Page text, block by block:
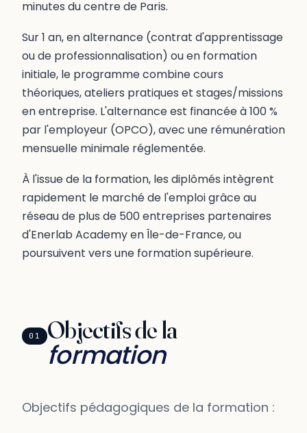
minutes du centre de Paris.
Sur 1 an, en alternance (contrat d'apprentissage
ou de professionnalisation) ou en formation
initiale, le programme combine cours
théoriques, ateliers pratiques et stages/missions
en entreprise. L'alternance est financée à 100 %
par l'employeur (OPCO), avec une rémunération
mensuelle minimale réglementée.
À l'issue de la formation, les diplômés intègrent
rapidement le marché de l'emploi grâce au
réseau de plus de 500 entreprises partenaires
d'Enerlab Academy en Île-de-France, ou
poursuivent vers une formation supérieure.
01 Objectifs de la
formation
Objectifs pédagogiques de la formation :